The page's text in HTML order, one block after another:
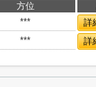
方位
***
詳
*** 詳